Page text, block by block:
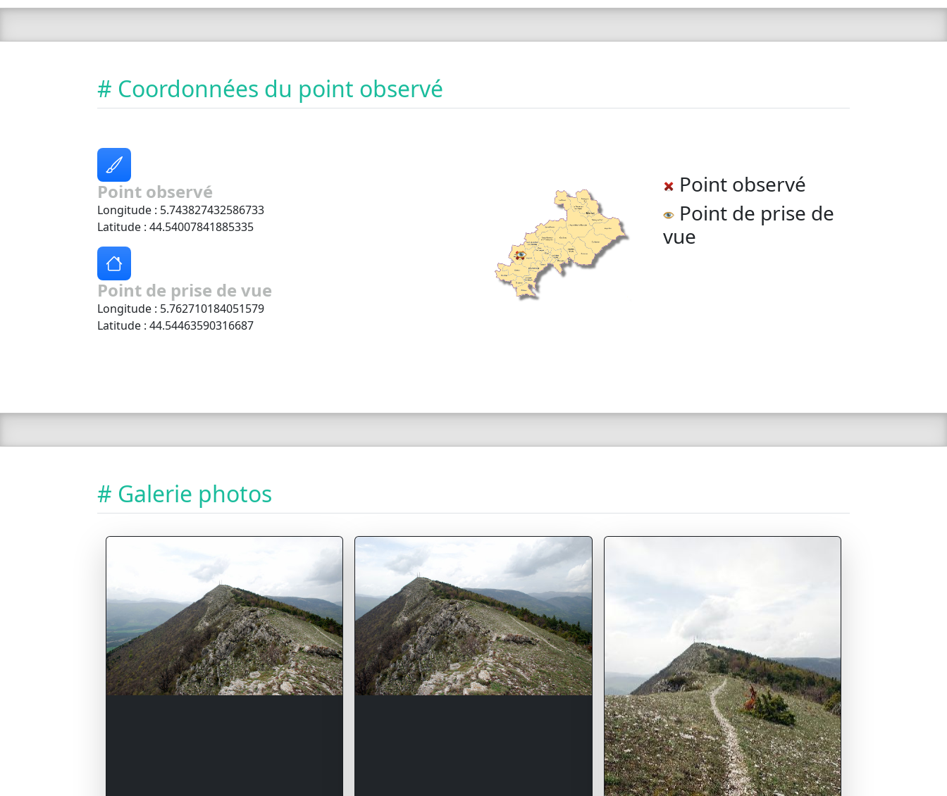
# Coordonnées du point observé
Point observé
Longitude : 5.743827432586733
Latitude : 44.54007841885335
Point de prise de vue
Longitude : 5.762710184051579
Latitude : 44.54463590316687
Point observé
Point de prise de
vue
# Galerie photos